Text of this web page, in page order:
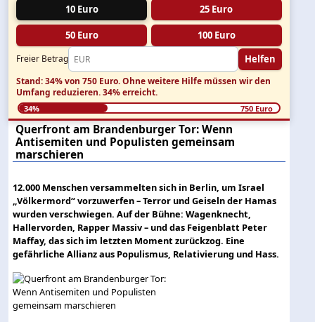
10 Euro
25 Euro
50 Euro 100 Euro
Freier Betrag Helfen
Stand: 34% von 750 Euro.Ohne weitere Hilfe müssen wir den
Umfang reduzieren.34% erreicht.
34% 750 Euro
Querfront am Brandenburger Tor: Wenn
Antisemiten und Populisten gemeinsam
marschieren
12.000 Menschen versammelten sich in Berlin, um Israel
„Völkermord“ vorzuwerfen – Terror und Geiseln der Hamas
wurden verschwiegen. Auf der Bühne: Wagenknecht,
Hallervorden, Rapper Massiv – und das Feigenblatt Peter
Maffay, das sich im letzten Moment zurückzog. Eine
gefährliche Allianz aus Populismus, Relativierung und Hass.